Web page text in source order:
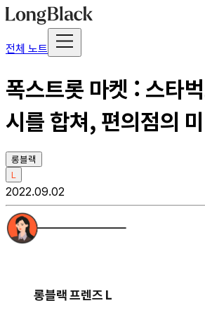
전체 노트
폭스트롯 마켓 : 스타
시를 합쳐, 편의점의
롱블랙
L
2022.09.02
롱블랙 프렌즈 L